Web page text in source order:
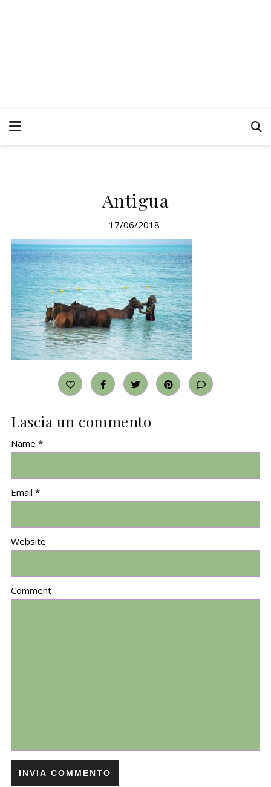
Antigua
17/06/2018
Lascia un commento
Name *
Email *
Website
Comment